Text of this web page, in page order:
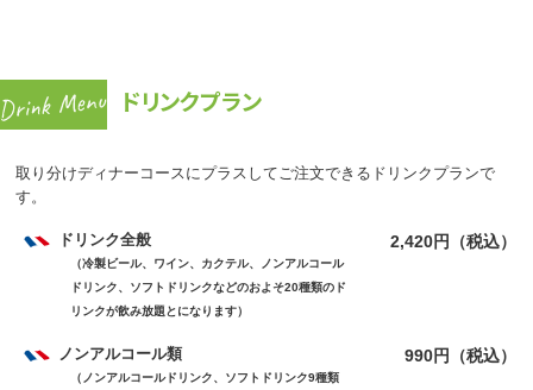
ドリンクプラン
取り分けディナーコースにプラスしてご注文できるドリンクプランで
す。
ドリンク全般
（冷製ビール、ワイン、カクテル、ノンアルコール
ドリンク、ソフトドリンクなどのおよそ20種類のド
リンクが飲み放題とになります）
2,420円（税込）
ノンアルコール類
（ノンアルコールドリンク、ソフトドリンク9種類
990円（税込）